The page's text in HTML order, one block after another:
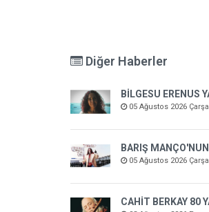
Diğer Haberler
BİLGESU ERENUS
05 Ağustos 2026
BARIŞ
05 Ağustos 2026
CAHİT BERKAY 80